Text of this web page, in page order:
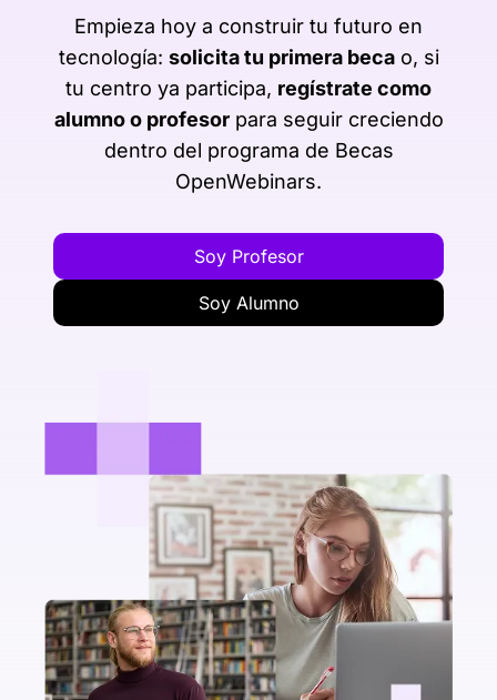
Empieza hoy a construir tu futuro en
tecnología: solicita tu primera becao, si
tu centro ya participa, regístrate como
alumno o profesorpara seguir creciendo
dentro del programa de Becas
OpenWebinars.
Soy Profesor
Soy Alumno